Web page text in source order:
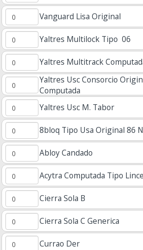
Vanguard Lisa Original
Yaltres Multilock Tipo 06
Yaltres Multitrack
Yaltres Usc Consorcio
Computada
Yaltres Usc M. Tabor
8bloq Tipo Usa Original 86
Abloy Candado
Acytra Computada Tipo
Cierra Sola B
Cierra Sola C Generica
Currao Der